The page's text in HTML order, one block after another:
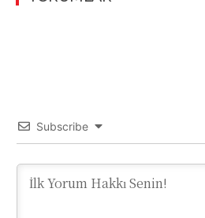
Subscribe